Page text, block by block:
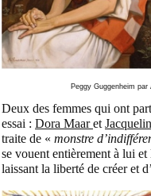
Peggy Guggenheim
Deux des femmes qui ont
essai : Dora Maaret
traite de « monstre
se vouent entièrement à lui
laissant la liberté de créer et